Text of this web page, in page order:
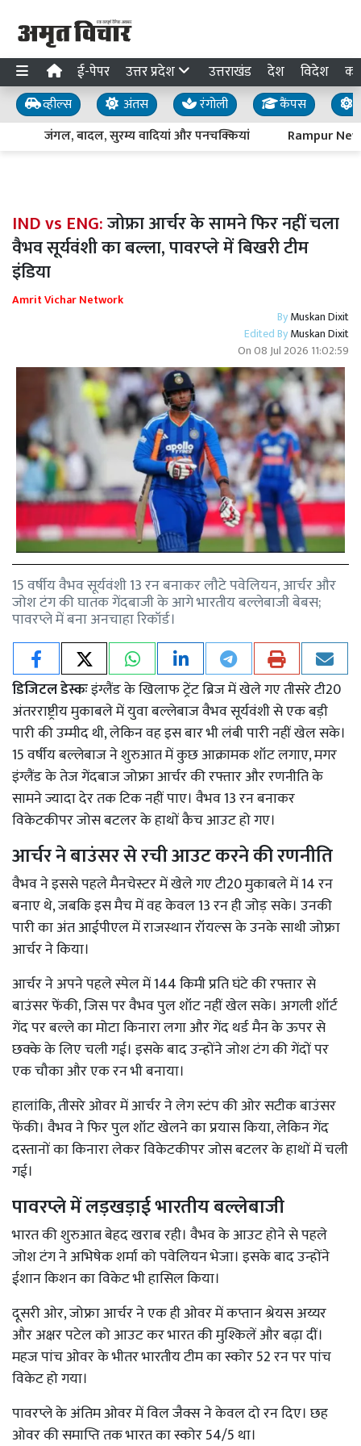
ई-पेपर उत्तर प्रदेश उत्तराखंड देश विदेश
व्हील्स अंतस रंगोली कैंपस
जंगल, बादल, सुरम्य वादियां और पनचक्कियां
Rampur
IND vs ENG:जोफ्रा आर्चर के सामने फिर नहीं चला
वैभव सूर्यवंशी का बल्ला, पावरप्ले में बिखरी टीम
इंडिया
Amrit Vichar Network
ByMuskan Dixit
Edited ByMuskan Dixit
On08 Jul 2026 11:02:59
15 वर्षीय वैभव सूर्यवंशी 13 रन बनाकर लौटे पवेलियन, आर्चर और
जोश टंग की घातक गेंदबाजी के आगे भारतीय बल्लेबाजी बेबस;
पावरप्ले में बना अनचाहा रिकॉर्ड।
डिजिटल डेस्कःइंग्लैंड के खिलाफ ट्रेंट ब्रिज में खेले गए तीसरे टी20
अंतरराष्ट्रीय मुकाबले में युवा बल्लेबाज वैभव सूर्यवंशी से एक बड़ी
पारी की उम्मीद थी, लेकिन वह इस बार भी लंबी पारी नहीं खेल सके।
15 वर्षीय बल्लेबाज ने शुरुआत में कुछ आक्रामक शॉट लगाए, मगर
इंग्लैंड के तेज गेंदबाज जोफ्रा आर्चर की रफ्तार और रणनीति के
सामने ज्यादा देर तक टिक नहीं पाए। वैभव 13 रन बनाकर
विकेटकीपर जोस बटलर के हाथों कैच आउट हो गए।
आर्चर ने बाउंसर से रची आउट करने की रणनीति
वैभव ने इससे पहले मैनचेस्टर में खेले गए टी20 मुकाबले में 14 रन
बनाए थे, जबकि इस मैच में वह केवल 13 रन ही जोड़ सके। उनकी
पारी का अंत आईपीएल में राजस्थान रॉयल्स के उनके साथी जोफ्रा
आर्चर ने किया।
आर्चर ने अपने पहले स्पेल में 144 किमी प्रति घंटे की रफ्तार से
बाउंसर फेंकी, जिस पर वैभव पुल शॉट नहीं खेल सके। अगली शॉर्ट
गेंद पर बल्ले का मोटा किनारा लगा और गेंद थर्ड मैन के ऊपर से
छक्के के लिए चली गई। इसके बाद उन्होंने जोश टंग की गेंदों पर
एक चौका और एक रन भी बनाया।
हालांकि, तीसरे ओवर में आर्चर ने लेग स्टंप की ओर सटीक बाउंसर
फेंकी। वैभव ने फिर पुल शॉट खेलने का प्रयास किया, लेकिन गेंद
दस्तानों का किनारा लेकर विकेटकीपर जोस बटलर के हाथों में चली
गई।
पावरप्ले में लड़खड़ाई भारतीय बल्लेबाजी
भारत की शुरुआत बेहद खराब रही। वैभव के आउट होने से पहले
जोश टंग ने अभिषेक शर्मा को पवेलियन भेजा। इसके बाद उन्होंने
ईशान किशन का विकेट भी हासिल किया।
दूसरी ओर, जोफ्रा आर्चर ने एक ही ओवर में कप्तान श्रेयस अय्यर
और अक्षर पटेल को आउट कर भारत की मुश्किलें और बढ़ा दीं।
महज पांच ओवर के भीतर भारतीय टीम का स्कोर 52 रन पर पांच
विकेट हो गया।
पावरप्ले के अंतिम ओवर में विल जैक्स ने केवल दो रन दिए। छह
ओवर की समाप्ति तक भारत का स्कोर 54/5 था।